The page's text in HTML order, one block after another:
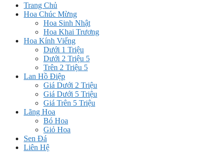
Trang Chủ
Hoa Chúc Mừng
Hoa Sinh Nhật
Hoa Khai Trương
Hoa Kính Viếng
Dưới 1 Triệu
Dưới 2 Triệu 5
Trên 2 Triệu 5
Lan Hồ Điệp
Giá Dưới 2 Triệu
Giá Dưới 5 Triệu
Giá Trên 5 Triệu
Lãng Hoa
Bó Hoa
Giỏ Hoa
Sen Đá
Liên Hệ